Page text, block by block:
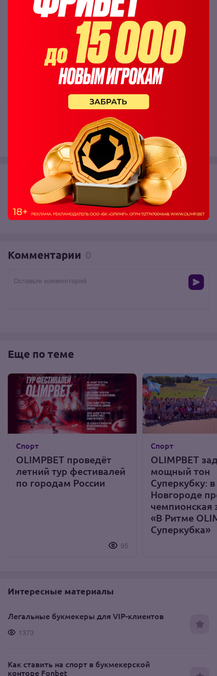
Мы старались для вас!
Материал подготовлен командой RR
0
Поделиться:
Комментарии
Оставьте комментарий
Еще по теме
Спорт
OLIMPBET проведёт
летний тур фестивалей
по городам России
95
Спорт
OLIMPBET
мощный тон
Суперкубку:
Новгороде
чемпионская
«В Ритме
Суперкубка»
Интересные материалы
Легальные букмекеры для VIP-клиентов
1373
Как ставить на спорт в букмекерской
конторе Fonbet